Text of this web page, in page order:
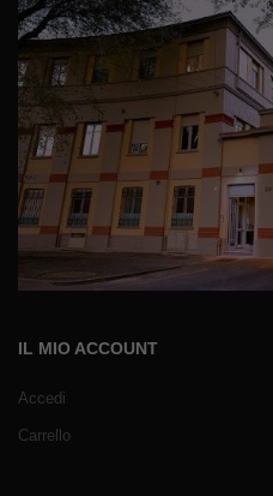
IL MIO ACCOUNT
Accedi
Carrello